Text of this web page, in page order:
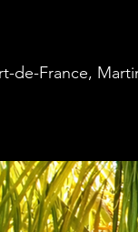
de-France,